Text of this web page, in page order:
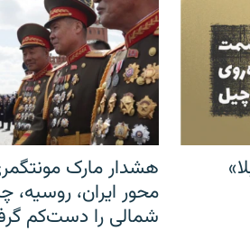
هشدار مارک
محور ایران، روسیه،
شمالی را دست‌کم